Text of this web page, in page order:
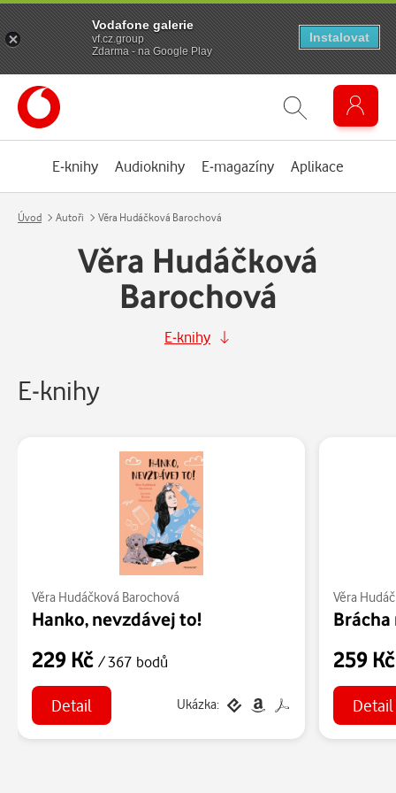
E-knihy Audioknihy E-magazíny Aplikace
Úvod Autoři Věra Hudáčková Barochová
Věra Hudáčková
Barochová
E-knihy
E-knihy
Věra Hudáčková Barochová
Hanko, nevzdávej to!
229 Kč / 367 bodů
Detail Ukázka:
Věra
259
Detail
Vodafone galerie
vf.cz.group
Zdarma - na Google Play
Instalovat